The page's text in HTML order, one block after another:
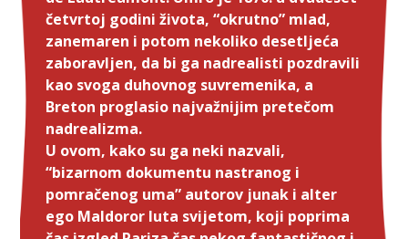
četvrtoj godini života, “okrutno” mlad,
zanemaren i potom nekoliko desetljeća
zaboravljen, da bi ga nadrealisti pozdravili
kao svoga duhovnog suvremenika, a
Breton proglasio najvažnijim pretečom
nadrealizma.
U ovom, kako su ga neki nazvali,
“bizarnom dokumentu nastranog i
pomračenog uma” autorov junak i alter
ego Maldoror luta svijetom, koji poprima